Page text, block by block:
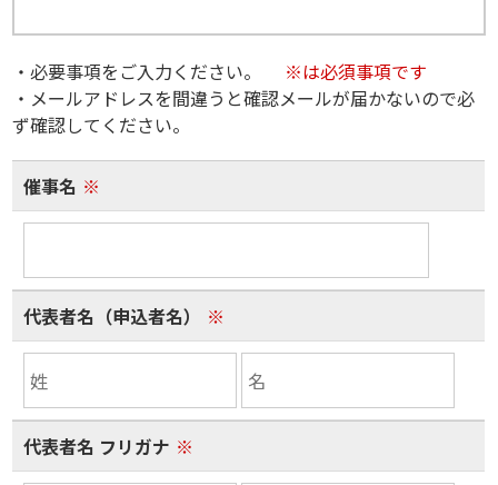
・必要事項をご入力ください。
※は必須事項です
・メールアドレスを間違うと確認メールが届かないので必
ず確認してください。
催事名 ※
代表者名（申込者名） ※
代表者名 フリガナ ※